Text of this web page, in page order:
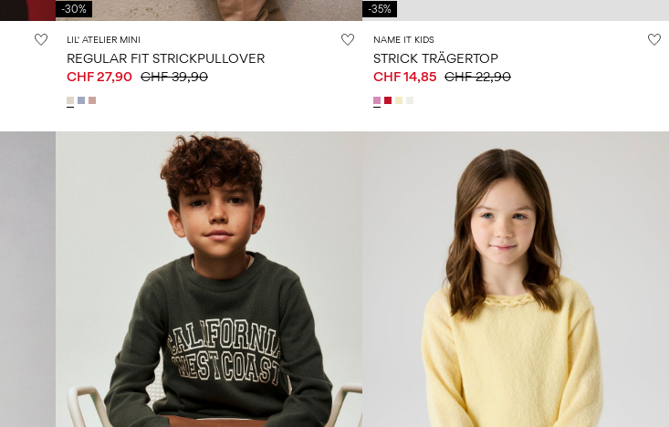
-30%
LIL' ATELIER MINI
REGULAR FIT STRICKPULLOVER
CHF 27,90 CHF 39,90
-35%
NAME IT KIDS
STRICK TRÄGERTOP
CHF 14,85 CHF 22,90